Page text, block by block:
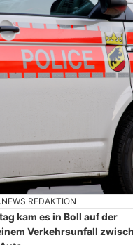
REDAKTION
kam es in Boll auf der
Verkehrsunfall